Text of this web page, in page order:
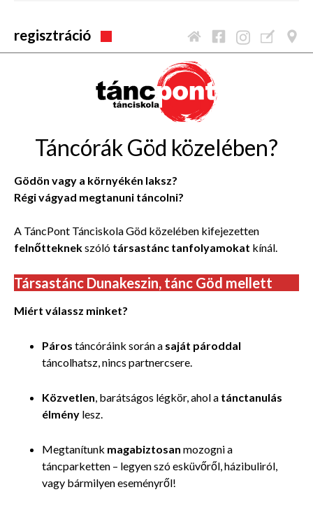
regisztráció
Táncórák Göd közelében?
Gödön vagy a környékén laksz?
Régi vágyad megtanuni táncolni?
A TáncPont Tánciskola Göd közelében kifejezetten
felnőtteknekszóló társastánc tanfolyamokat kínál.
Társastánc Dunakeszin, tánc Göd mellett
Miért válassz minket?
Páros táncóráink során a saját pároddal
táncolhatsz, nincs partnercsere.
Közvetlen , barátságos légkör, ahol a tánctanulás
élmény lesz.
Megtanítunk magabiztosan mozogni a
táncparketten – legyen szó esküvőről, házibuliról,
vagy bármilyen eseményről!